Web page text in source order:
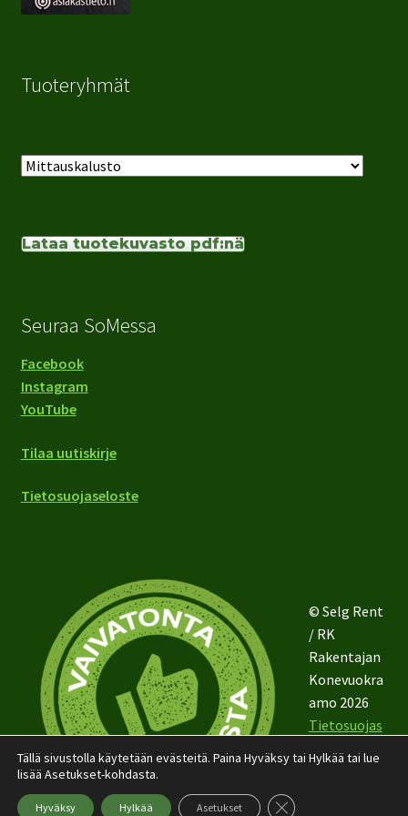
Tuoteryhmät
Lataa tuotekuvasto pdf:nä
Seuraa SoMessa
Facebook
Instagram
YouTube
Tilaa uutiskirje
Tietosuojaseloste
© Selg Rent
/ RK
Rakentajan
Konevuokra
amo 2026
Tietosuojas
Tällä sivustolla käytetään evästeitä. Paina Hyväksy tai Hylkää tai lue
lisää Asetukset-kohdasta.
Hyväksy Hylkää Asetukset Sulje evästebanneri